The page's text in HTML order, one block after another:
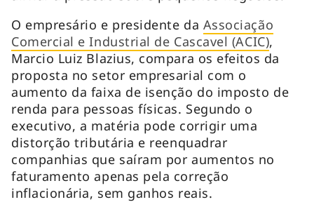
O empresário e presidente da Associação
Comercial e Industrial de Cascavel (ACIC),
Marcio Luiz Blazius, compara os efeitos da
proposta no setor empresarial com o
aumento da faixa de isenção do imposto de
renda para pessoas físicas. Segundo o
executivo, a matéria pode corrigir uma
distorção tributária e reenquadrar
companhias que saíram por aumentos no
faturamento apenas pela correção
inflacionária, sem ganhos reais.